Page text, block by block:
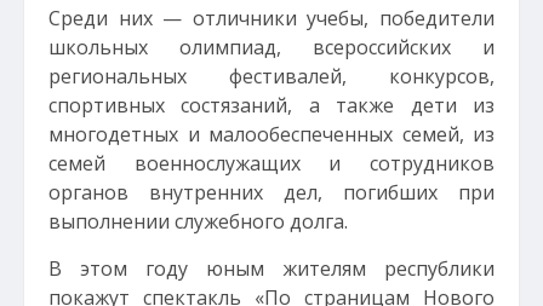
Среди них — отличники учебы, победители
школьных олимпиад, всероссийских и
региональных фестивалей, конкурсов,
спортивных состязаний, а также дети из
многодетных и малообеспеченных семей, из
семей военнослужащих и сотрудников
органов внутренних дел, погибших при
выполнении служебного долга.
В этом году юным жителям республики
покажут спектакль «По страницам Нового